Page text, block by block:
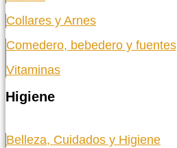
Collares y Arnes
Comedero, bebedero y fuentes
Vitaminas
Higiene
Belleza, Cuidados y Higiene